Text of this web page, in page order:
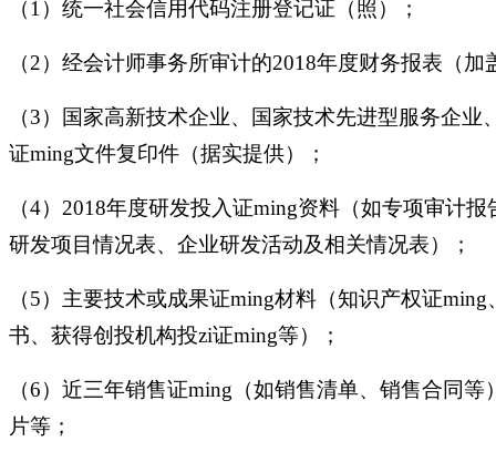
（1）统一社会信用代码注册登记证（照）；
（2）经会计师事务所审计的2018年度财务报表（加
（3）国家高新技术企业、国家技术先进型服务企
证ming文件复印件（据实提供）；
（4）2018年度研发投入证ming资料（如专项审计
研发项目情况表、企业研发活动及相关情况表）；
（5）主要技术或成果证ming材料（知识产权证
书、获得创投机构投zi证ming等）；
（6）近三年销售证ming（如销售清单、销售合同
片等；